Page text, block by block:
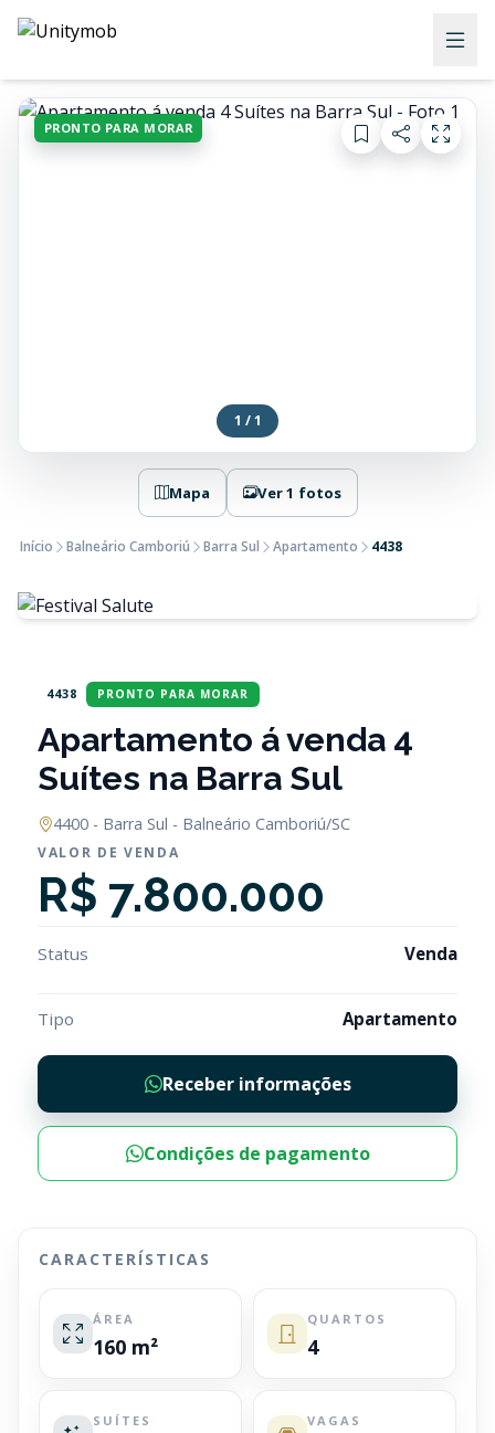
PRONTO PARA MORAR
1 / 1
Mapa Ver 1 fotos
Início Balneário Camboriú Barra Sul Apartamento 4438
4438 PRONTO PARA MORAR
Apartamento á venda 4
Suítes na Barra Sul
4400 - Barra Sul - Balneário Camboriú/SC
VALOR DE VENDA
R$ 7.800.000
Status Venda
Tipo Apartamento
Receber informações
Condições de pagamento
CARACTERÍSTICAS
ÁREA
160 m²
QUARTOS
4
SUÍTES VAGAS